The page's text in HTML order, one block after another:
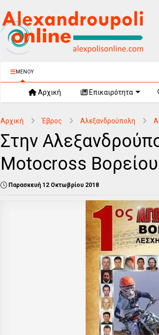
ΜΕΝΟΥ
Αρχική Επικαιρότητα
Αρχική Έβρος Αλεξανδρούπολη
Στην
Motocross
Παρασκευή 12 Οκτωβρίου 2018